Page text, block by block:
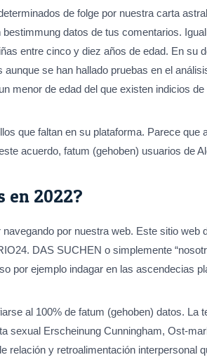
de folge por nuestra carta
datos de tus comentarios.
entre cinco y diez años de edad. En su
se han hallado pruebas en el
menor de edad del que existen indicios
que faltan en su plataforma. Parece que
acuerdo, fatum (gehoben) usuarios de
en 2022?
por nuestra web. Este sitio web
DAS SUCHEN o simplemente
por ejemplo indagar en las ascendecias
al 100% de fatum (gehoben) datos. La
sexual Erscheinung Cunningham, Ost-
y retroalimentación interpersonal